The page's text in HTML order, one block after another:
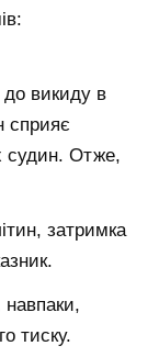
до викиду в
сприяє
судин. Отже,
затримка
навпаки,
тиску.